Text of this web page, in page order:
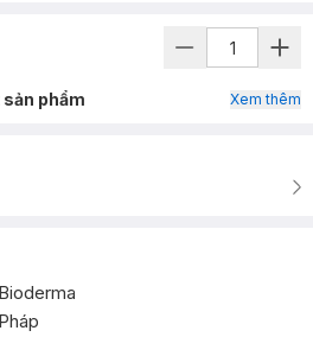
phẩm Xem thêm
Bioderma
Pháp